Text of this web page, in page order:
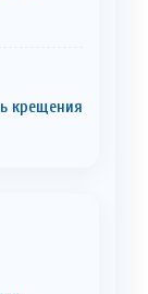
крещения